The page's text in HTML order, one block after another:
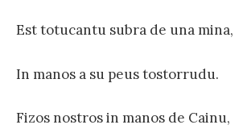
Est totucantu subra de una mina,
In manos a su peus tostorrudu.
Fizos nostros in manos de Cainu,